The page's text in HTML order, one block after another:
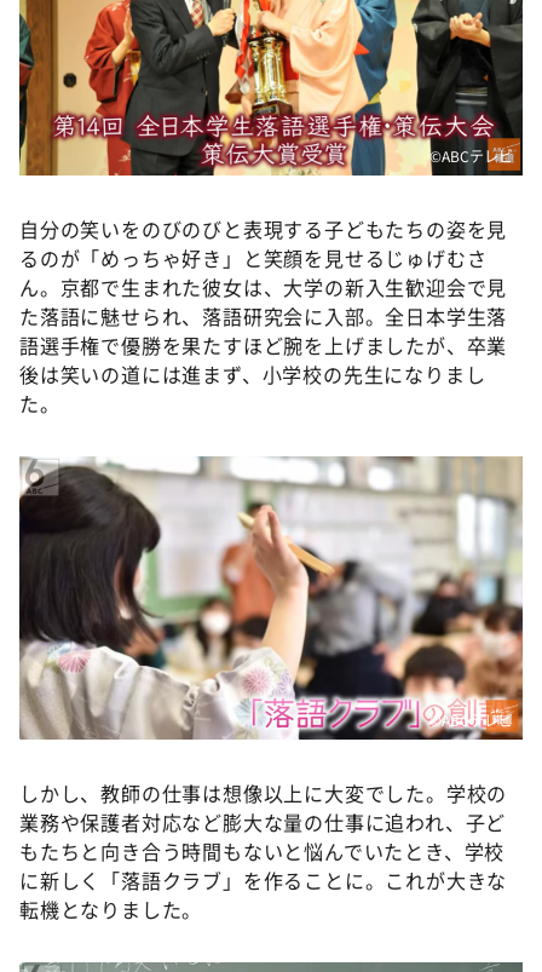
©ABCテレビ
自分の笑いをのびのびと表現する子どもたちの姿を見
るのが「めっちゃ好き」と笑顔を見せるじゅげむさ
ん。京都で生まれた彼女は、大学の新入生歓迎会で見
た落語に魅せられ、落語研究会に入部。全日本学生落
語選手権で優勝を果たすほど腕を上げましたが、卒業
後は笑いの道には進まず、小学校の先生になりまし
た。
©ABCテレビ
しかし、教師の仕事は想像以上に大変でした。学校の
業務や保護者対応など膨大な量の仕事に追われ、子ど
もたちと向き合う時間もないと悩んでいたとき、学校
に新しく「落語クラブ」を作ることに。これが大きな
転機となりました。